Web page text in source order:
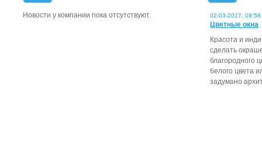
Новости у компании пока отсутствуют. 02-03-2017, 09:58
Цветные окна
Красота и
сделать
благородного
белого цвета
задумано